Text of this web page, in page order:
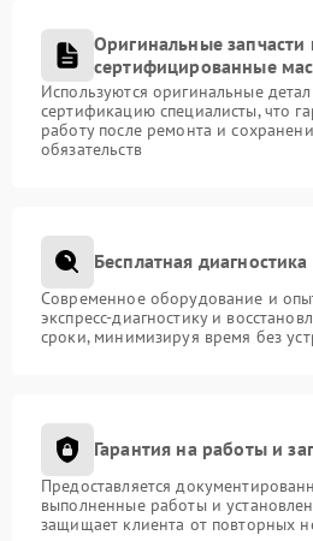
Оригинальные запчасти
сертифицированные
Используются оригинальные
сертификацию специалисты, что
работу после ремонта и
обязательств
Бесплатная
Современное оборудование и
экспресс-диагностику и
сроки, минимизируя время без
Гарантия на работы и
Предоставляется
выполненные работы и
защищает клиента от повторных